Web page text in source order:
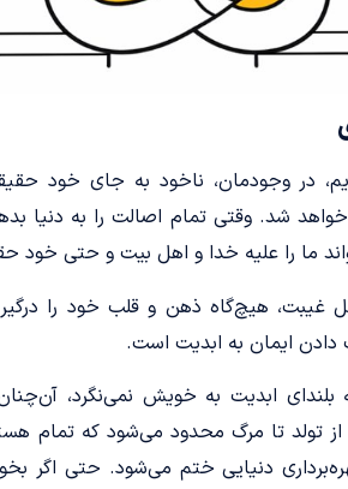
در وجودمان، ناخود به جای خود
خواهد شد. وقتی تمام اصالت را به دنیا
ما را علیه خدا و اهل بیت و حتی خود
غیبت، هیچ‌گاه ذهن و قلب خود را
ایمان به ابدیت است.
ابدیت به خویش نمی‌نگرد،
تولد تا مرگ محدود می‌شود که تمام
دنیایی ختم می‌شود. حتی اگر